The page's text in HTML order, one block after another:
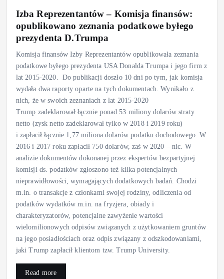
Izba Reprezentantów – Komisja finansów:
opublikowano zeznania podatkowe byłego
prezydenta D.Trumpa
Komisja finansów Izby Reprezentantów opublikowała zeznania
podatkowe byłego prezydenta USA Donalda Trumpa i jego firm z
lat 2015-2020. Do publikacji doszło 10 dni po tym, jak komisja
wydała dwa raporty oparte na tych dokumentach. Wynikało z
nich, że w swoich zeznaniach z lat 2015-2020
Trump zadeklarował łącznie ponad 53 miliony dolarów straty
netto (zysk netto zadeklarował tylko w 2018 i 2019 roku)
i zapłacił łącznie 1,77 miliona dolarów podatku dochodowego. W
2016 i 2017 roku zapłacił 750 dolarów, zaś w 2020 – nic. W
analizie dokumentów dokonanej przez ekspertów bezpartyjnej
komisji ds. podatków zgłoszono też kilka potencjalnych
nieprawidłowości, wymagających dodatkowych badań. Chodzi
m.in. o transakcje z członkami swojej rodziny, odliczenia od
podatków wydatków m.in. na fryzjera, obiady i
charakteryzatorów, potencjalne zawyżenie wartości
wielomilionowych odpisów związanych z użytkowaniem gruntów
na jego posiadłościach oraz odpis związany z odszkodowaniami,
jaki Trump zapłacił klientom tzw. Trump University.
Read more